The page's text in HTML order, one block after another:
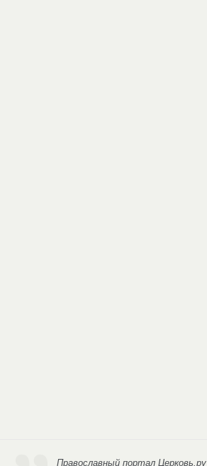
Православный портал Церковь.ру